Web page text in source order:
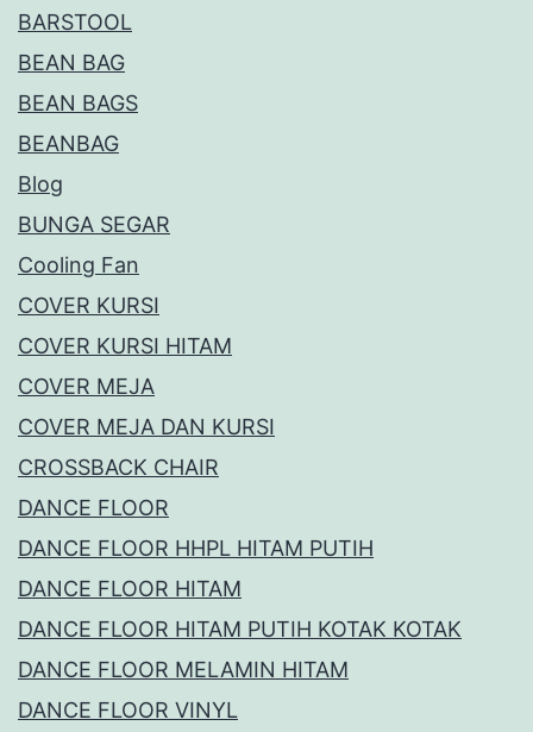
BARSTOOL
BEAN BAG
BEAN BAGS
BEANBAG
Blog
BUNGA SEGAR
Cooling Fan
COVER KURSI
COVER KURSI HITAM
COVER MEJA
COVER MEJA DAN KURSI
CROSSBACK CHAIR
DANCE FLOOR
DANCE FLOOR HHPL HITAM PUTIH
DANCE FLOOR HITAM
DANCE FLOOR HITAM PUTIH KOTAK KOTAK
DANCE FLOOR MELAMIN HITAM
DANCE FLOOR VINYL